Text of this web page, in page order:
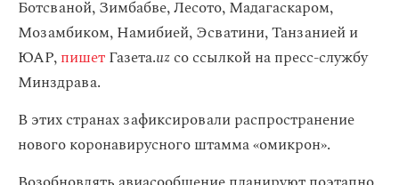
Ботсваной, Зимбабве, Лесото, Мадагаскаром,
Мозамбиком, Намибией, Эсватини, Танзанией и
ЮАР,пишетГазета.uzсо ссылкой на пресс-службу
Минздрава.
В этих странах зафиксировали распространение
нового коронавирусного штамма «омикрон».